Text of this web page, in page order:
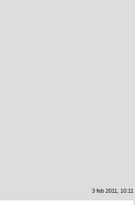
3 feb 2011, 10:11